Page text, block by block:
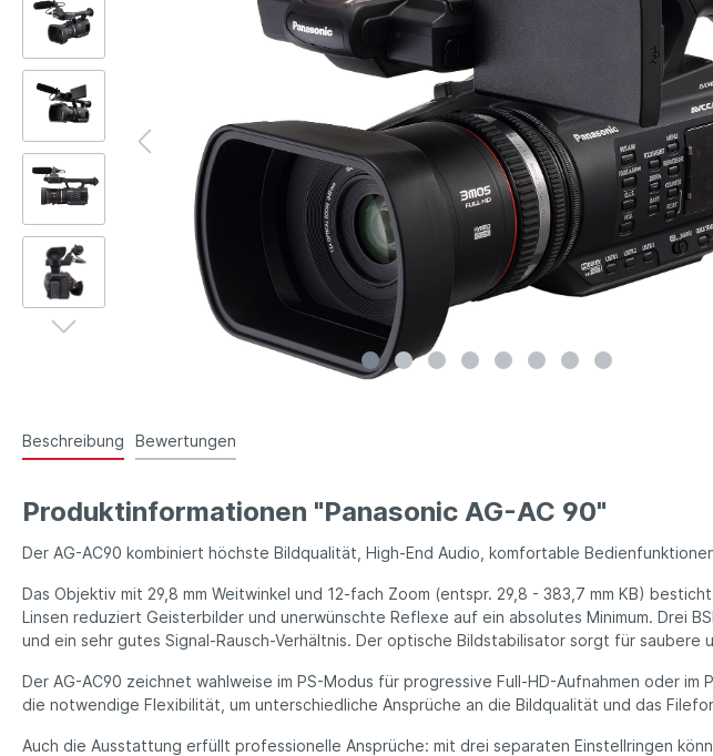
Beschreibung Bewertungen
Produktinformationen "Panasonic AG-AC 90"
Der AG-AC90 kombiniert höchste Bildqualität, High-End Audio, komfortable
Das Objektiv mit 29,8 mm Weitwinkel und 12-fach Zoom (entspr. 29,8 - 383,7 mm KB)
Linsen reduziert Geisterbilder und unerwünschte Reflexe auf ein absolutes Minimum. Drei
und ein sehr gutes Signal-Rausch-Verhältnis. Der optische Bildstabilisator sorgt für saubere
Der AG-AC90 zeichnet wahlweise im PS-Modus für progressive Full-HD-Aufnahmen oder
die notwendige Flexibilität, um unterschiedliche Ansprüche an die Bildqualität und das
Auch die Ausstattung erfüllt professionelle Ansprüche: mit drei separaten Einstellringen